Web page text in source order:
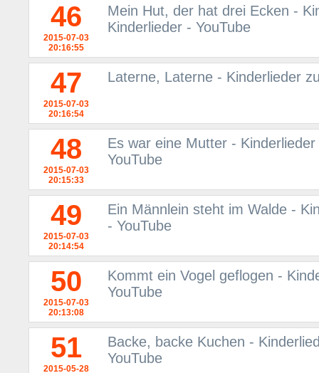
46
2015-07-03
20:16:55
Mein Hut, der hat drei Ecken -
Kinderlieder - YouTube
47
2015-07-03
20:16:54
Laterne, Laterne - Kinderlieder
48
2015-07-03
20:15:33
Es war eine Mutter -
YouTube
49
2015-07-03
20:14:54
Ein Männlein steht im Walde -
- YouTube
50
2015-07-03
20:13:08
Kommt ein Vogel geflogen -
YouTube
51
2015-05-28
Backe, backe Kuchen -
YouTube